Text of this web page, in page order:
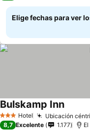
Elige fechas para ver
3 Estrellas
Hotel Ubicación
Bulskamp Inn
8,7 Excelente 1.177